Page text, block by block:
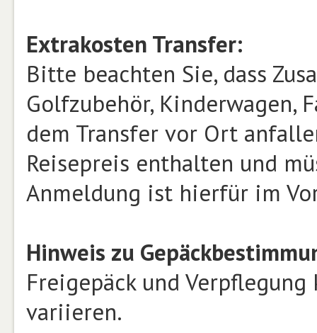
Extrakosten Transfer:
Bitte beachten Sie, dass
Golfzubehör, Kinderwagen,
dem Transfer vor Ort
Reisepreis enthalten und
Anmeldung ist hierfür im
Hinweis zu
Freigepäck und
variieren.